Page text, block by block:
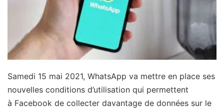
Samedi 15 mai 2021, WhatsApp va mettre en place ses
nouvelles conditions d’utilisation qui permettent
à Facebook de collecter davantage de données sur le